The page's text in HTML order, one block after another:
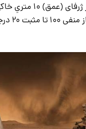
ما می‌توانیم